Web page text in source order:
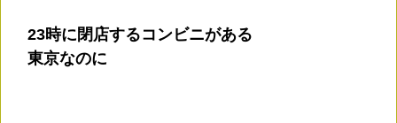
23時に閉店するコンビニがある
東京なのに